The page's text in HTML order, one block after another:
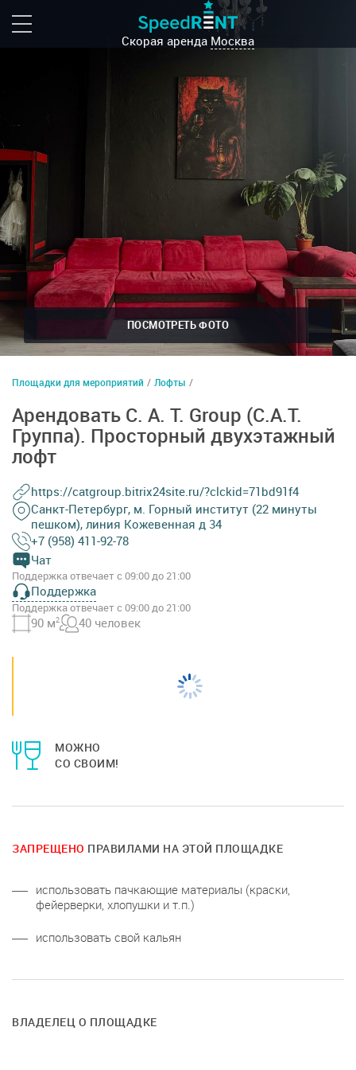
Скорая аренда Москва
ПОСМОТРЕТЬ ФОТО
Площадки для мероприятий / Лофты /
Арендовать C. A. T. Group (C.A.T.
Группа). Пpoстоpный двуxэтaжный
лoфт
https://catgroup.bitrix24site.ru/?clckid=71bd91f4
Санкт-Петербург, м. Горный институт (22 минуты
пешком), линия Кожевенная д 34
+7 (958) 411-92-78
Чат
Поддержка отвечает с 09:00 до 21:00
Поддержка
Поддержка отвечает с 09:00 до 21:00
90 м2 40 человек
МОЖНО
СО СВОИМ!
ЗАПРЕЩЕНО ПРАВИЛАМИ НА ЭТОЙ ПЛОЩАДКЕ
использовать пачкающие материалы (краски,
фейерверки, хлопушки и т.п.)
использовать свой кальян
ВЛАДЕЛЕЦ О ПЛОЩАДКЕ